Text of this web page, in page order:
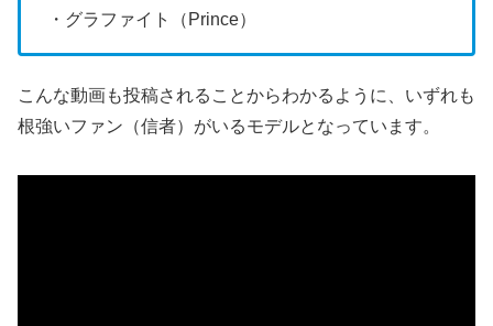
・グラファイト（Prince）
こんな動画も投稿されることからわかるように、いずれも
根強いファン（信者）がいるモデルとなっています。